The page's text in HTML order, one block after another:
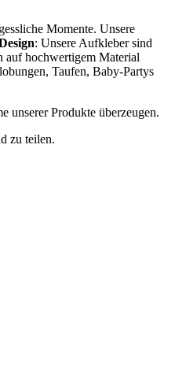
Momente. Unsere
: Unsere Aufkleber sind
auf hochwertigem Material
Taufen, Baby-Partys
unserer Produkte überzeugen.
zu teilen.